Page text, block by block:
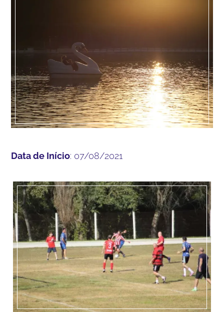
Data de Início: 07/08/2021